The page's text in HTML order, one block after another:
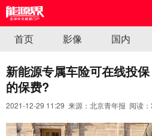
首页 影像 国内
新能源专属车险可在线投
的保费?
2021-12-29 11:29 来源：北京青年报 阅读：